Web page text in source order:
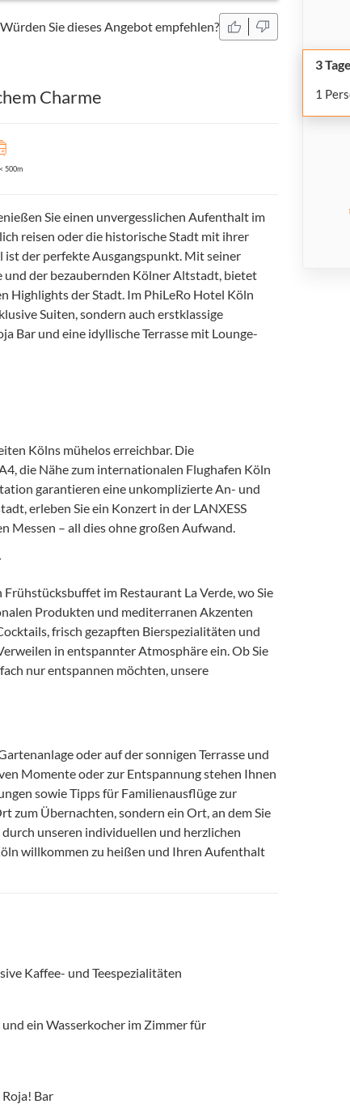
Würden Sie dieses Angebot empfehlen?
Charme
500m
Sie einen unvergesslichen Aufenthalt im
reisen oder die historische Stadt mit ihrer
der perfekte Ausgangspunkt. Mit seiner
und der bezaubernden Kölner Altstadt, bietet
Highlights der Stadt. Im PhiLeRo Hotel Köln
Suiten, sondern auch erstklassige
Bar und eine idyllische Terrasse mit Lounge-
Kölns mühelos erreichbar. Die
die Nähe zum internationalen Flughafen Köln
garantieren eine unkomplizierte An- und
erleben Sie ein Konzert in der LANXESS
Messen – all dies ohne großen Aufwand.
im Restaurant La Verde, wo Sie
Produkten und mediterranen Akzenten
frisch gezapften Bierspezialitäten und
in entspannter Atmosphäre ein. Ob Sie
nur entspannen möchten, unsere
oder auf der sonnigen Terrasse und
Momente oder zur Entspannung stehen Ihnen
sowie Tipps für Familienausflüge zur
zum Übernachten, sondern ein Ort, an dem Sie
unseren individuellen und herzlichen
willkommen zu heißen und Ihren Aufenthalt
Kaffee- und Teespezialitäten
ein Wasserkocher im Zimmer für
Bar
3
1